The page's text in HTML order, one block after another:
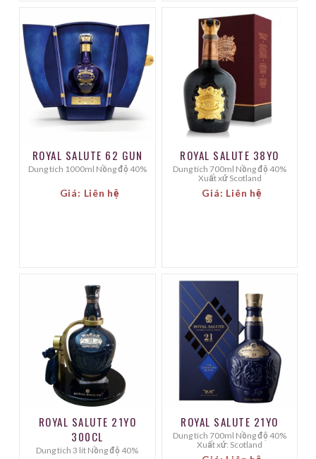
ROYAL SALUTE 62 GUN
Dung tích 1000ml Nồng độ 40%
Giá: Liên hệ
ROYAL SALUTE 38YO
Dung tích 700ml Nồng độ 40%
Xuất xứ Scotland
Giá: Liên hệ
ROYAL SALUTE 21YO
300CL
Dung tích 3 lít Nồng độ 40%
ROYAL SALUTE 21YO
Dung tích 700ml Nồng độ 40%
Xuất xứ: Scotland